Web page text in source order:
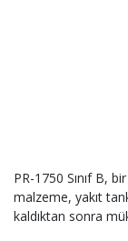
PR-1750 Sınıf B,
malzeme, yakıt
kaldıktan sonra